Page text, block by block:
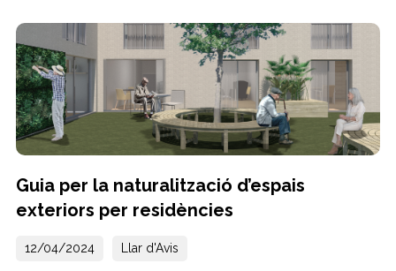
Guia per la naturalització d’espais
exteriors per residències
12/04/2024 Llar d'Avis